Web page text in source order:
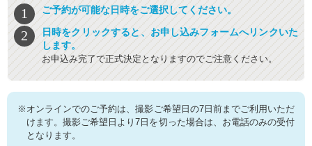
ご予約が可能な日時をご選択してください。
日時をクリックすると、お申し込みフォームへリンクいた
します。
お申込み完了で正式決定となりますのでご注意ください。
※オンラインでのご予約は、撮影ご希望日の7日前までご利用いただ
けます。撮影ご希望日より7日を切った場合は、お電話のみの受付
となります。